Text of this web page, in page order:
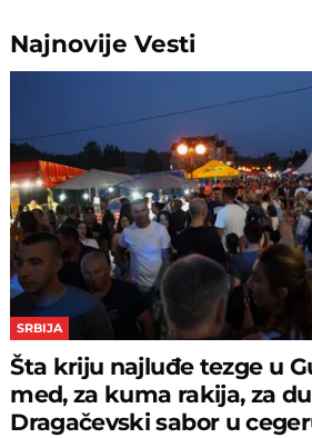
NajnovijeVesti
SRBIJA
Šta kriju najluđe tezge u
med, za kuma rakija, za
Dragačevski sabor u